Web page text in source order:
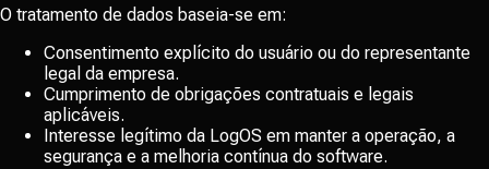
O tratamento de dados baseia-se em:
Consentimento explícito do usuário ou do representante
legal da empresa.
Cumprimento de obrigações contratuais e legais
aplicáveis.
Interesse legítimo da LogOS em manter a operação, a
segurança e a melhoria contínua do software.